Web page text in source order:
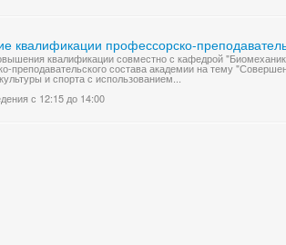
квалификации профессорско-
квалификации совместно с кафедрой
преподавательского состава академии на тему
и спорта с использованием...
с 12:15 до 14:00